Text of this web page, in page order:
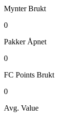
Mynter Brukt
0
Pakker Åpnet
0
FC Points Brukt
0
Avg. Value